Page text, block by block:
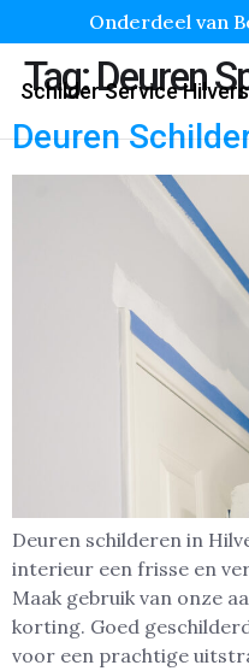
Onderdeel van
Schilder Service
Tag:Deuren
Deuren
Deuren schilderen in
interieur een frisse en
Maak gebruik van onze
korting. Goed
voor een prachtige